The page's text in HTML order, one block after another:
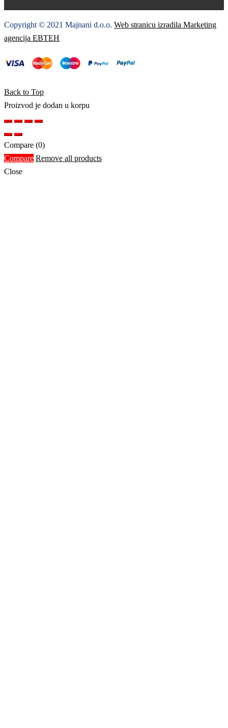
Copyright © 2021 Majnani d.o.o. Web stranicu izradila Marketing
agencija EBTEH
Back to Top
Proizvod je dodan u korpu
Compare (0)
Compare Remove all products
Close